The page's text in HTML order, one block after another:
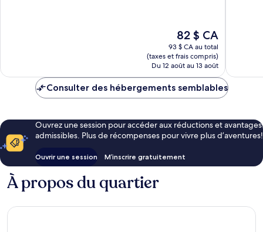
Le
prix
est
de
82 $ CA
82 $ CA
93 $ CA au total
(taxes et frais compris)
Du 12 août au 13 août
Consulter des hébergements semblables
Ouvrez une session pour accéder aux réductions et avantages
admissibles. Plus de récompenses pour vivre plus d’aventures!
Ouvrir une session M’inscrire gratuitement
À propos du quartier